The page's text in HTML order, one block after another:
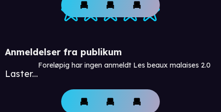
Anmeldelser fra publikum
Laster...
Foreløpig har ingen anmeldt Les beaux malaises 2.0